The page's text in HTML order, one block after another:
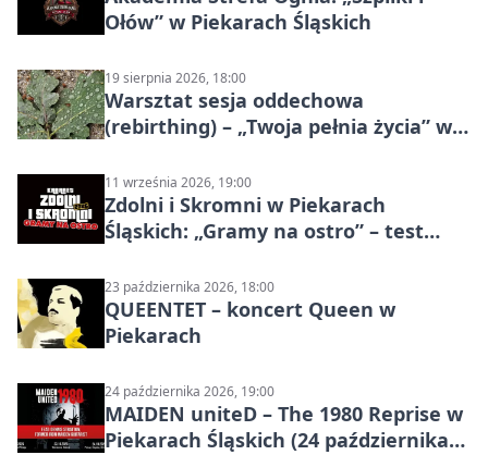
Ołów” w Piekarach Śląskich
19 sierpnia 2026, 18:00
Warsztat sesja oddechowa
(rebirthing) – „Twoja pełnia życia” w
11 września 2026, 19:00
Zdolni i Skromni w Piekarach
Śląskich: „Gramy na ostro” – test
23 października 2026, 18:00
QUEENTET – koncert Queen w
Piekarach
24 października 2026, 19:00
MAIDEN uniteD – The 1980 Reprise w
Piekarach Śląskich (24 października